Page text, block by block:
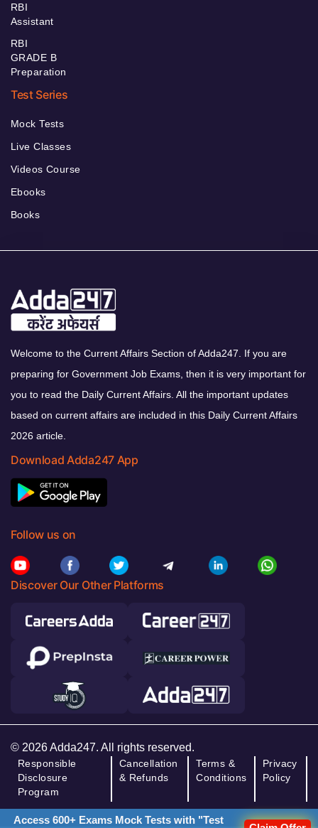
RBI
Assistant
RBI
GRADE B
Preparation
Test Series
Mock Tests
Live Classes
Videos Course
Ebooks
Books
Welcome to the Current Affairs Section of Adda247. If you are
preparing for Government Job Exams, then it is very important for
you to read the Daily Current Affairs. All the important updates
based on current affairs are included in this Daily Current Affairs
2026 article.
Download Adda247 App
Follow us on
Discover Our Other Platforms
© 2026 Adda247. All rights reserved.
Responsible
Disclosure
Program
Cancellation
& Refunds
Terms &
Conditions
Privacy
Policy
Access 600+ Exams Mock Tests with "Test